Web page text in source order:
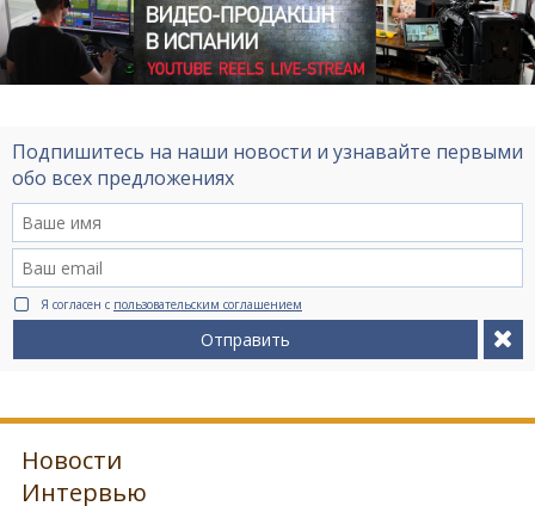
Подпишитесь на наши новости и узнавайте первыми
обо всех предложениях
Я согласен с пользовательским соглашением
Отправить
Новости
Интервью